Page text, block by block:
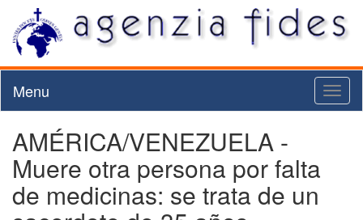
Menu
AMÉRICA/VENEZUELA -
Muere otra persona por falta
de medicinas: se trata de un